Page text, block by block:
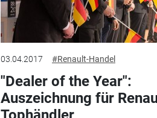
03.04.2017 #Renault-Handel
"Dealer of the Year":
Auszeichnung für